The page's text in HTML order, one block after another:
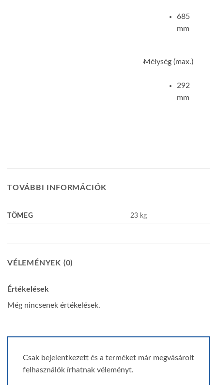
685
mm
Mélység (max.)
292
mm
TOVÁBBI INFORMÁCIÓK
TÖMEG 23 kg
VÉLEMÉNYEK (0)
Értékelések
Még nincsenek értékelések.
Csak bejelentkezett és a terméket már megvásárolt
felhasználók írhatnak véleményt.